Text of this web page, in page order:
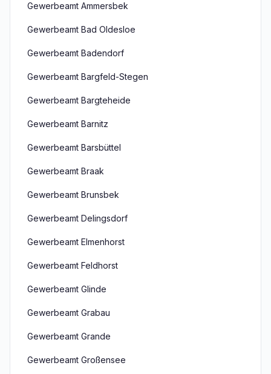
Gewerbeamt Ammersbek
Gewerbeamt Bad Oldesloe
Gewerbeamt Badendorf
Gewerbeamt Bargfeld-Stegen
Gewerbeamt Bargteheide
Gewerbeamt Barnitz
Gewerbeamt Barsbüttel
Gewerbeamt Braak
Gewerbeamt Brunsbek
Gewerbeamt Delingsdorf
Gewerbeamt Elmenhorst
Gewerbeamt Feldhorst
Gewerbeamt Glinde
Gewerbeamt Grabau
Gewerbeamt Grande
Gewerbeamt Großensee